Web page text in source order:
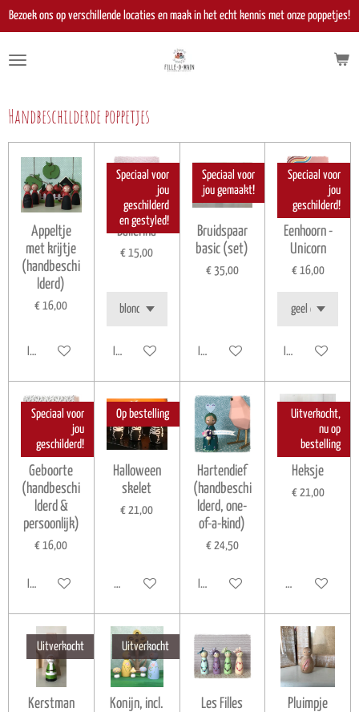
Ga
direct
naar
Bezoek ons op verschillende locaties en maak in het echt kennis met onze poppetjes!
Handbeschilderde poppetjes
Appeltje
met krijtje
(handbeschi
lderd)
€ 16,00
In winkelwagen
Speciaal voor
jou
geschilderd
en gestyled!
Ballerina
€ 15,00
In winkelwagen
Speciaal voor
jou gemaakt!
Bruidspaar
basic (set)
€ 35,00
In winkelwagen
Speciaal voor
jou
geschilderd!
Eenhoorn -
Unicorn
€ 16,00
In winkelwagen
Speciaal voor
jou
geschilderd!
Geboorte
(handbeschi
lderd &
persoonlijk)
€ 16,00
In winkelwagen
Op bestelling
Halloween
skelet
€ 21,00
Houd mij op de hoogte
Hartendief
(handbeschi
lderd, one-
of-a-kind)
€ 24,50
In winkelwagen
Uitverkocht,
nu op
bestelling
Heksje
€ 21,00
Houd mij op de
Uitverkocht
Kerstman
Uitverkocht
Konijn, incl.
Les Filles
Pluimpje